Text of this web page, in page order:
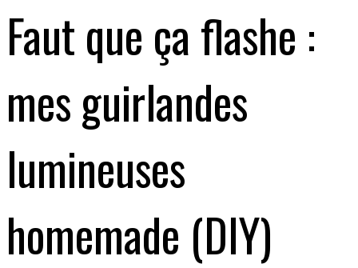
Faut que ça flashe :
mes guirlandes
lumineuses
homemade (DIY)